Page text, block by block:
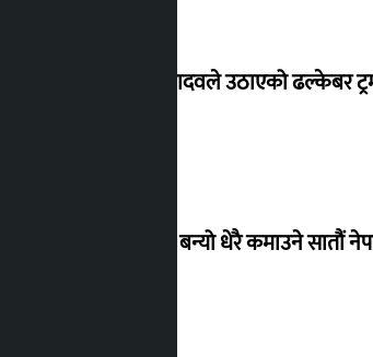
सांसद यादवले उठाएको ढल्केबर
‘गौंथली’ बन्यो धेरै कमाउने